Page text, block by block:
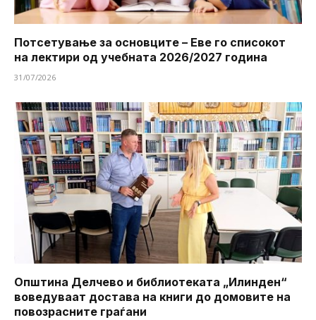
Потсетување за основците – Еве го списокот
на лектири од учебната 2026/2027 година
31/07/2026
Општина Делчево и библиотеката „Илинден“
воведуваат достава на книги до домовите на
повозрасните граѓани